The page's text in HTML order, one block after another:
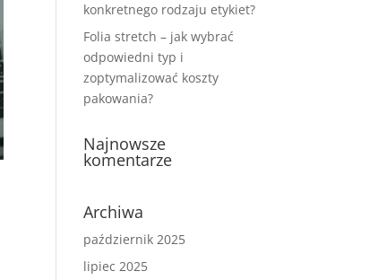
konkretnego rodzaju etykiet?
Folia stretch – jak wybrać
odpowiedni typ i
zoptymalizować koszty
pakowania?
Najnowsze
komentarze
Archiwa
październik 2025
lipiec 2025